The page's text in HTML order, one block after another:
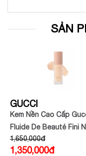
SẢN
GUCCI
Kem Nền Cao Cấp
Fluide De Beauté Fini
1,650,000đ
1,350,000đ